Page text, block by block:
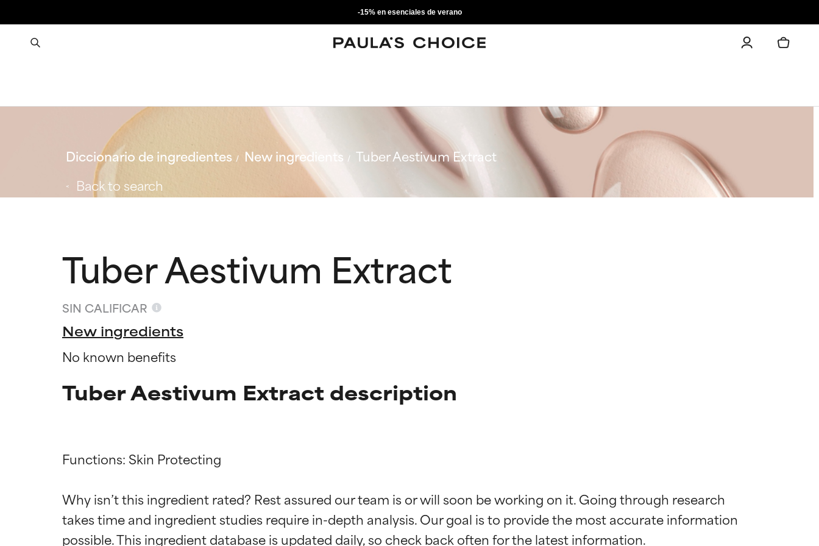
-15% en esenciales de verano
Diccionario de ingredientes New ingredients
Tuber Aestivum Extract
Back to search
Tuber Aestivum Extract
SIN CALIFICAR
New ingredients
No known benefits
Tuber Aestivum Extract description
Functions: Skin Protecting
Why isn’t this ingredient rated? Rest assured our team is or will soon be working on it. Going through research
takes time and ingredient studies require in-depth analysis. Our goal is to provide the most accurate information
EXCELENTE
Ingrediente sobresaliente con beneficios reales para la piel. Su eficacia está demostrada y
EXCELENTE
Ingrediente sobresaliente con beneficios reales para la piel. Su eficacia está demostrada y